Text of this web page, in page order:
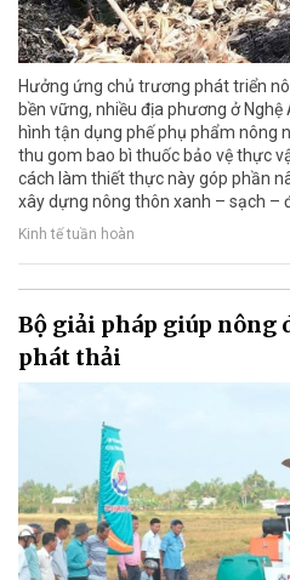
Hưởng ứng chủ trương phát triển
bền vững, nhiều địa phương ở
hình tận dụng phế phụ phẩm nông
thu gom bao bì thuốc bảo vệ thực
cách làm thiết thực này góp phần
xây dựng nông thôn xanh – sạch –
Kinh tế tuần hoàn
Bộ giải pháp giúp nông
phát thải